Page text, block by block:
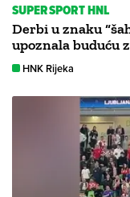
SUPERSPORT HNL
Derbi u znaku
upoznala buduću
HNK Rijeka